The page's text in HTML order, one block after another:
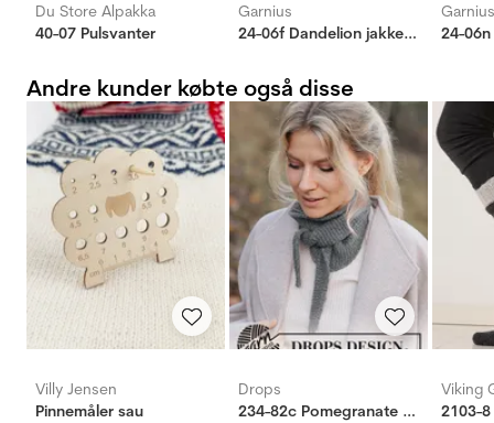
Du Store Alpakka
40-07 Pulsvanter
Garnius
24-06f Dandelion jakke korngul
Garnius
Andre kunder købte også disse
Villy Jensen
Pinnemåler sau
Drops
234-82c Pomegranate Shawl
Viking
2103-